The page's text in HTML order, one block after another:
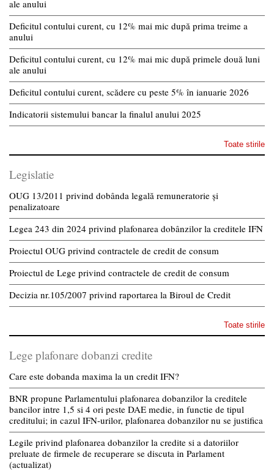
ale anului
Deficitul contului curent, cu 12% mai mic după prima treime a
anului
Deficitul contului curent, cu 12% mai mic după primele două luni
ale anului
Deficitul contului curent, scădere cu peste 5% în ianuarie 2026
Indicatorii sistemului bancar la finalul anului 2025
Toate stirile
Legislatie
OUG 13/2011 privind dobânda legală remuneratorie și
penalizatoare
Legea 243 din 2024 privind plafonarea dobânzilor la creditele IFN
Proiectul OUG privind contractele de credit de consum
Proiectul de Lege privind contractele de credit de consum
Decizia nr.105/2007 privind raportarea la Biroul de Credit
Toate stirile
Lege plafonare dobanzi credite
Care este dobanda maxima la un credit IFN?
BNR propune Parlamentului plafonarea dobanzilor la creditele
bancilor intre 1,5 si 4 ori peste DAE medie, in functie de tipul
creditului; in cazul IFN-urilor, plafonarea dobanzilor nu se justifica
Legile privind plafonarea dobanzilor la credite si a datoriilor
preluate de firmele de recuperare se discuta in Parlament
(actualizat)